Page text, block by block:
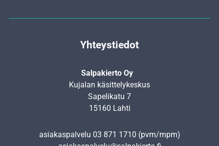
Yhteystiedot
Salpakierto Oy
Kujalan käsittelykeskus
Sapelikatu 7
15160 Lahti
asiakaspalvelu 03 871 1710 (pvm/mpm)